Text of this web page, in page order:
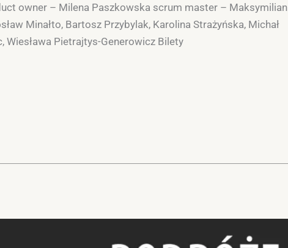
owner – Milena Paszkowska scrum master – Maksymilian
Minałto, Bartosz Przybylak, Karolina Strażyńska, Michał
Pietrajtys-Generowicz Bilety